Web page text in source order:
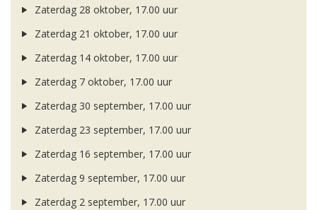
Zaterdag 28 oktober, 17.00 uur
Zaterdag 21 oktober, 17.00 uur
Zaterdag 14 oktober, 17.00 uur
Zaterdag 7 oktober, 17.00 uur
Zaterdag 30 september, 17.00 uur
Zaterdag 23 september, 17.00 uur
Zaterdag 16 september, 17.00 uur
Zaterdag 9 september, 17.00 uur
Zaterdag 2 september, 17.00 uur